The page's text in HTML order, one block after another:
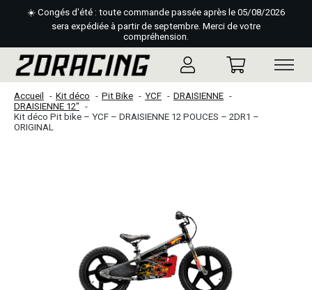
☀️ Congés d'été : toute commande passée après le 05/08/2026
sera expédiée à partir de septembre. Merci de votre
compréhension.
Accueil Kit déco Pit Bike YCF
DRAISIENNE
DRAISIENNE 12"
Kit déco Pit bike – YCF – DRAISIENNE 12 POUCES – 2DR1 –
ORIGINAL